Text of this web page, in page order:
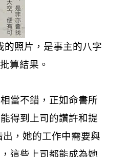
的照片，是事主的八字
算結果。
當不錯，正如命書所
得到上司的讚許和提
，她的工作中需要與
這些上司都能成為她